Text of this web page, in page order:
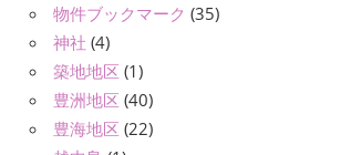
物件ブックマーク (35)
神社 (4)
築地地区 (1)
豊洲地区 (40)
豊海地区 (22)